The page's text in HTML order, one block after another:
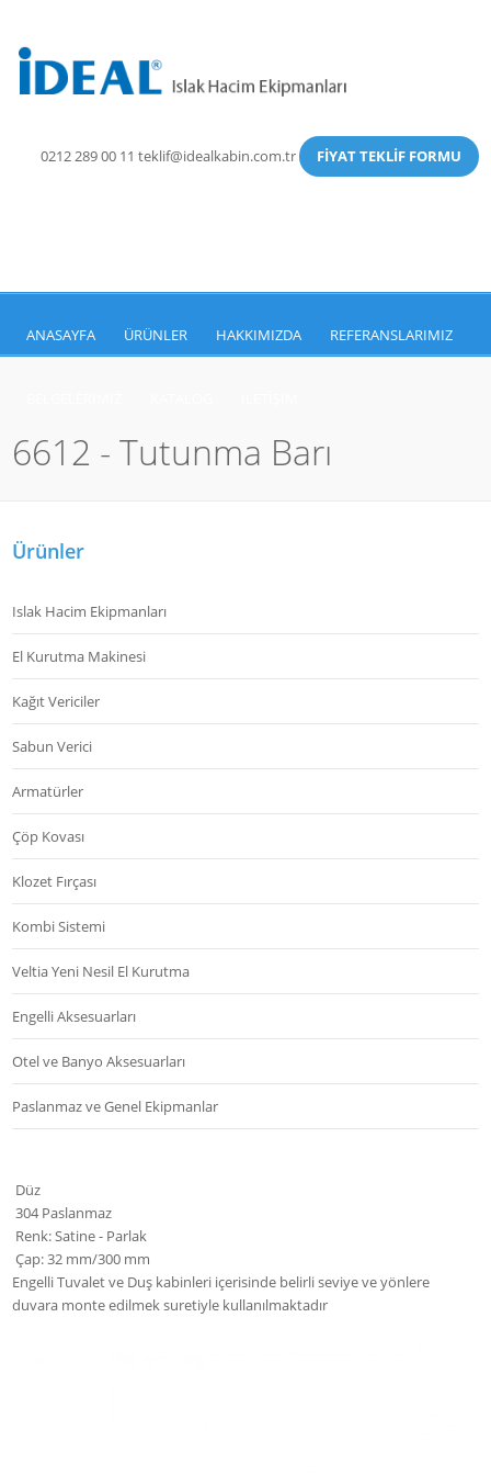
0212 289 00 11 teklif@idealkabin.com.tr FİYAT TEKLİF FORMU
ANASAYFA ÜRÜNLER HAKKIMIZDA REFERANSLARIMIZ
6612 - Tutunma Barı
Ürünler
Islak Hacim Ekipmanları
El Kurutma Makinesi
Kağıt Vericiler
Sabun Verici
Armatürler
Çöp Kovası
Klozet Fırçası
Kombi Sistemi
Veltia Yeni Nesil El Kurutma
Engelli Aksesuarları
Otel ve Banyo Aksesuarları
Paslanmaz ve Genel Ekipmanlar
Düz
304 Paslanmaz
Renk: Satine - Parlak
Çap: 32 mm/300 mm
Engelli Tuvalet ve Duş kabinleri içerisinde belirli seviye ve yönlere
duvara monte edilmek suretiyle kullanılmaktadır